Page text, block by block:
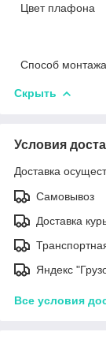
Цвет плафона
Способ монтажа
Скрыть
Условия
Доставка
Самовывоз
Доставка
Яндекс
Все условия